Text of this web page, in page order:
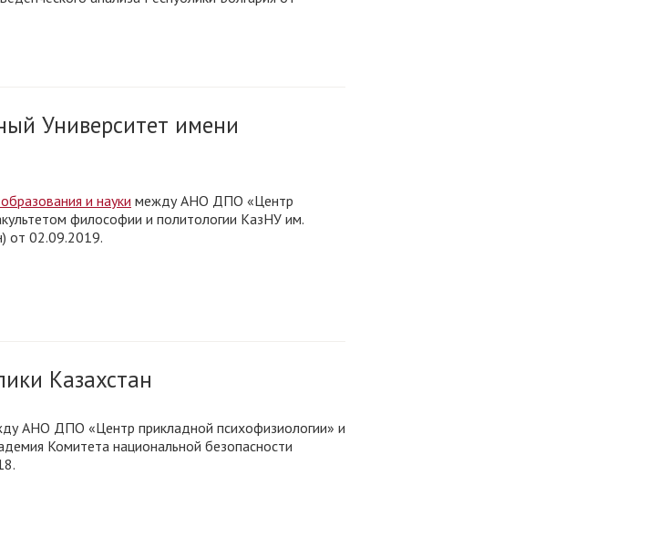
Университет имени
и науки между АНО ДПО «Центр
философии и политологии КазНУ им.
от 02.09.2019.
Казахстан
АНО ДПО «Центр прикладной психофизиологии» и
Комитета национальной безопасности